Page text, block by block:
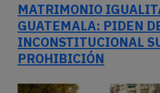
MATRIMONIO
GUATEMALA: PIDEN
INCONSTITUCIONAL
PROHIBICIÓN